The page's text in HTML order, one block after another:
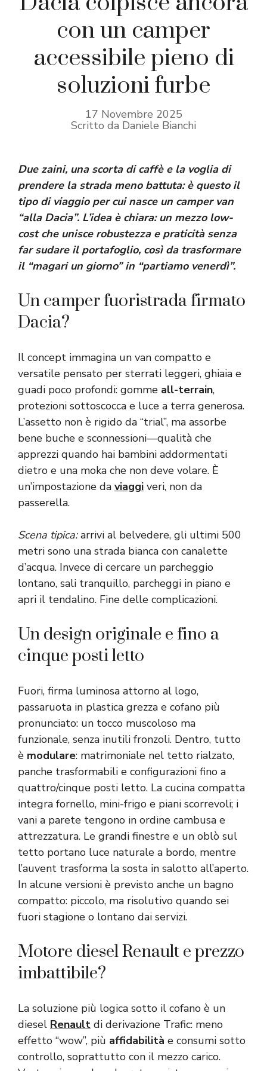
con un camper
accessibile pieno di
soluzioni furbe
17 Novembre 2025
Scritto da Daniele Bianchi
Due zaini, una scorta di caffè e la voglia di
prendere la strada meno battuta: è questo il
tipo di viaggio per cui nasce un camper van
“alla Dacia”. L’idea è chiara: un mezzo low-
cost che unisce robustezza e praticità senza
far sudare il portafoglio, così da trasformare
il “magari un giorno” in “partiamo venerdì”.
Un camper fuoristrada firmato
Dacia?
Il concept immagina un van compatto e
versatile pensato per sterrati leggeri, ghiaia e
guadi poco profondi: gomme all-terrain,
protezioni sottoscocca e luce a terra generosa.
L’assetto non è rigido da “trial”, ma assorbe
bene buche e sconnessioni—qualità che
apprezzi quando hai bambini addormentati
dietro e una moka che non deve volare. È
un’impostazione da viaggi veri, non da
passerella.
Scena tipica:arrivi al belvedere, gli ultimi 500
metri sono una strada bianca con canalette
d’acqua. Invece di cercare un parcheggio
lontano, sali tranquillo, parcheggi in piano e
apri il tendalino. Fine delle complicazioni.
Un design originale e fino a
cinque posti letto
Fuori, firma luminosa attorno al logo,
passaruota in plastica grezza e cofano più
pronunciato: un tocco muscoloso ma
funzionale, senza inutili fronzoli. Dentro, tutto
è modulare: matrimoniale nel tetto rialzato,
panche trasformabili e configurazioni fino a
quattro/cinque posti letto. La cucina compatta
integra fornello, mini-frigo e piani scorrevoli; i
vani a parete tengono in ordine cambusa e
attrezzatura. Le grandi finestre e un oblò sul
tetto portano luce naturale a bordo, mentre
l’auvent trasforma la sosta in salotto all’aperto.
In alcune versioni è previsto anche un bagno
compatto: piccolo, ma risolutivo quando sei
fuori stagione o lontano dai servizi.
Motore diesel Renault e prezzo
imbattibile?
La soluzione più logica sotto il cofano è un
diesel Renault di derivazione Trafic: meno
effetto “wow”, più affidabilità e consumi sotto
controllo, soprattutto con il mezzo carico.